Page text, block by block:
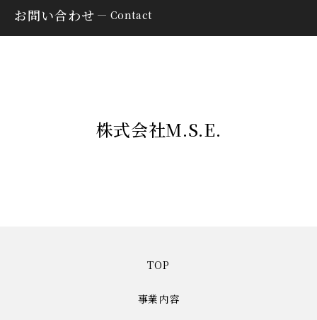
お問い合わせ Contact
株式会社M.S.E.
TOP
事業内容